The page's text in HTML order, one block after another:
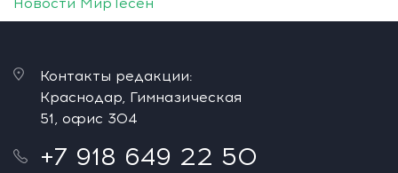
Контакты редакции:
Краснодар, Гимназическая
51, офис 304
+7 918 649 22 50